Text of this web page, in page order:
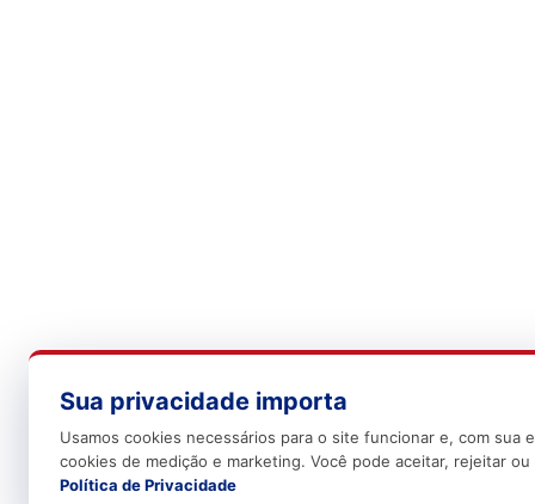
Sua privacidade importa
Usamos cookies necessários para o site funcionar e, com sua
cookies de medição e marketing. Você pode aceitar, rejeitar ou
Política de Privacidade